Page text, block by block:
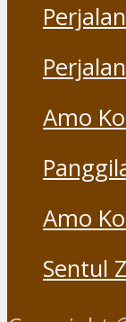
Amo
Otentik
Amo
Sentul